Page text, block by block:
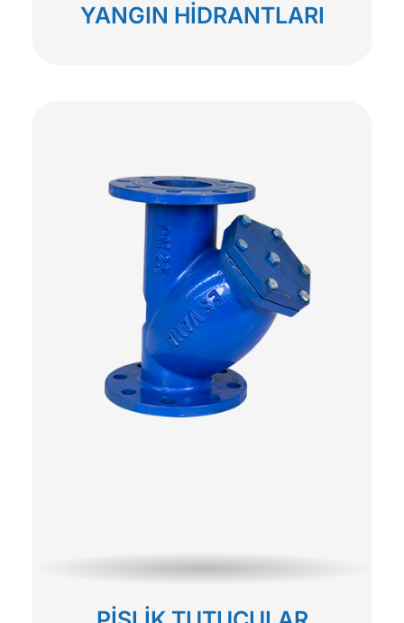
YANGIN HİDRANTLARI